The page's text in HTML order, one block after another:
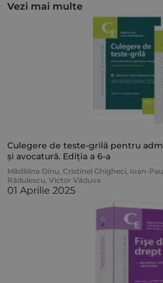
Vezi mai multe
Culegere de teste-grilă pentru
și avocatură. Ediția a 6-a
Mădălina Dinu, Cristinel Ghigheci, Ioan-
Rădulescu, Victor Văduva
01 Aprilie 2025